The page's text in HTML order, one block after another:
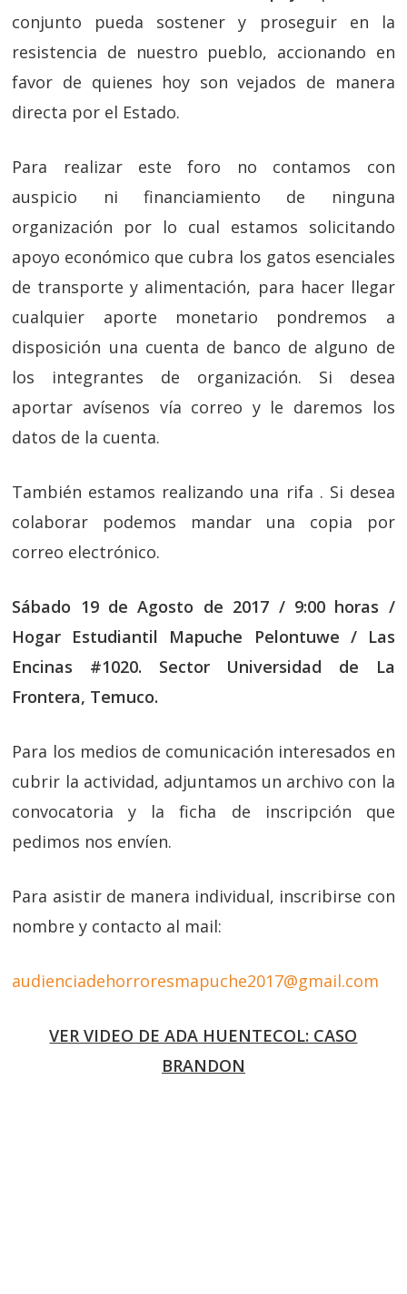
conjunto pueda sostener y proseguir en la
resistencia de nuestro pueblo, accionando en
favor de quienes hoy son vejados de manera
directa por el Estado.
Para realizar este foro no contamos con
auspicio ni financiamiento de ninguna
organización por lo cual estamos solicitando
apoyo económico que cubra los gatos esenciales
de transporte y alimentación, para hacer llegar
cualquier aporte monetario pondremos a
disposición una cuenta de banco de alguno de
los integrantes de organización. Si desea
aportar avísenos vía correo y le daremos los
datos de la cuenta.
También estamos realizando una rifa . Si desea
colaborar podemos mandar una copia por
correo electrónico.
Sábado 19 de Agosto de 2017 / 9:00 horas /
Hogar Estudiantil Mapuche Pelontuwe / Las
Encinas #1020. Sector Universidad de La
Frontera, Temuco.
Para los medios de comunicación interesados en
cubrir la actividad, adjuntamos un archivo con la
convocatoria y la ficha de inscripción que
pedimos nos envíen.
Para asistir de manera individual, inscribirse con
nombre y contacto al mail:
audienciadehorroresmapuche2017@gmail.com
VER VIDEO DE ADA HUENTECOL: CASO
BRANDON